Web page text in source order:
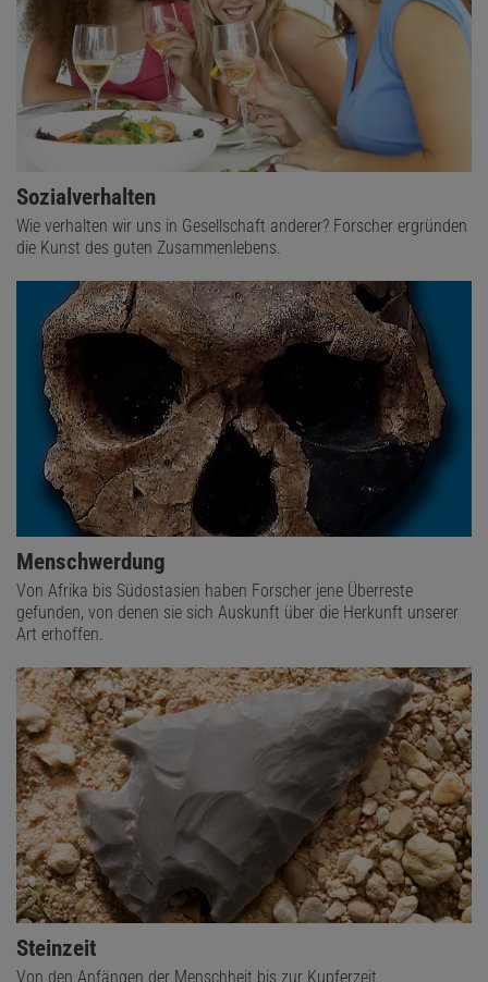
Sozialverhalten
Wie verhalten wir uns in Gesellschaft anderer? Forscher ergründen
die Kunst des guten Zusammenlebens.
Menschwerdung
Von Afrika bis Südostasien haben Forscher jene Überreste
gefunden, von denen sie sich Auskunft über die Herkunft unserer
Art erhoffen.
Steinzeit
Von den Anfängen der Menschheit bis zur Kupferzeit